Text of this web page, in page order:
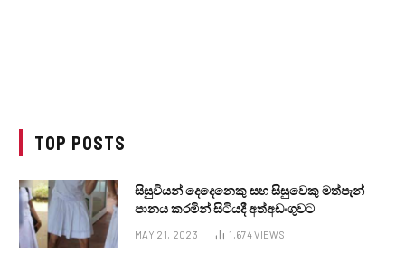
TOP POSTS
සිසුවියන් දෙදෙනෙකු සහ සිසුවෙකු මත්පැන්
පානය කරමින් සිටියදී අත්අඩංගුවට
MAY 21, 2023 1,674VIEWS